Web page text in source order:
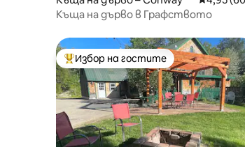
Къща на дърво в Графството
Най-популярен избор на гостите
Избор на гостите